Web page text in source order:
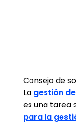
Consejo de
La gestión
es una tarea
para la